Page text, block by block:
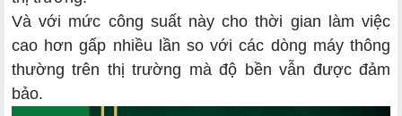
Và với mức công suất này cho thời gian làm việc
cao hơn gấp nhiều lần so với các dòng máy thông
thường trên thị trường mà độ bền vẫn được đảm
bảo.